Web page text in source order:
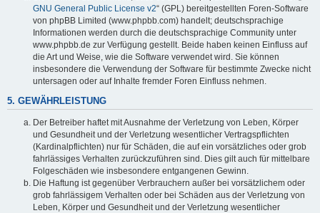
GNU General Public License v2“ (GPL) bereitgestellten Foren-Software
von phpBB Limited (www.phpbb.com) handelt; deutschsprachige
Informationen werden durch die deutschsprachige Community unter
www.phpbb.de zur Verfügung gestellt. Beide haben keinen Einfluss auf
die Art und Weise, wie die Software verwendet wird. Sie können
insbesondere die Verwendung der Software für bestimmte Zwecke nicht
untersagen oder auf Inhalte fremder Foren Einfluss nehmen.
5. GEWÄHRLEISTUNG
Der Betreiber haftet mit Ausnahme der Verletzung von Leben, Körper
und Gesundheit und der Verletzung wesentlicher Vertragspflichten
(Kardinalpflichten) nur für Schäden, die auf ein vorsätzliches oder grob
fahrlässiges Verhalten zurückzuführen sind. Dies gilt auch für mittelbare
Folgeschäden wie insbesondere entgangenen Gewinn.
Die Haftung ist gegenüber Verbrauchern außer bei vorsätzlichem oder
grob fahrlässigem Verhalten oder bei Schäden aus der Verletzung von
Leben, Körper und Gesundheit und der Verletzung wesentlicher